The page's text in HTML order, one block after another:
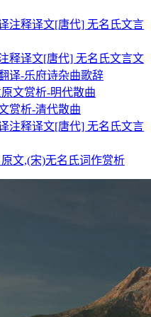
注释译文[唐代] 无名氏文言
释译文[唐代] 无名氏文言文
译-乐府诗杂曲歌辞
原文赏析-明代散曲
赏析-清代散曲
注释译文[唐代] 无名氏文言
原文,(宋)无名氏词作赏析